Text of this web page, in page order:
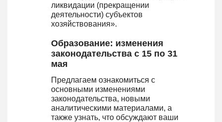
ликвидации (прекращении
деятельности) субъектов
хозяйствования».
Образование: изменения
законодательства с 15 по 31
мая
Предлагаем ознакомиться с
основными изменениями
законодательства, новыми
аналитическими материалами, а
также узнать, что обсуждают ваши